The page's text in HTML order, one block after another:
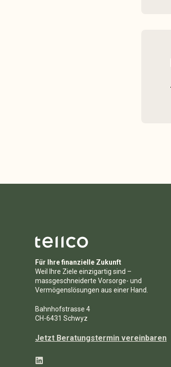
Für Ihre finanzielle Zukunft
Weil Ihre Ziele einzigartig sind –
massgeschneiderte Vorsorge- und
Vermögenslösungen aus einer Hand.
Bahnhofstrasse 4
CH-6431 Schwyz
Jetzt Beratungstermin vereinbaren